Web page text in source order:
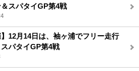
スパタイGP第4戦
】12月14日は、袖ヶ浦でフリー走行
パタイGP第4戦